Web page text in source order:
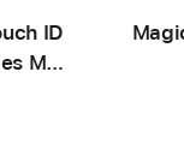
ID
Mac
-